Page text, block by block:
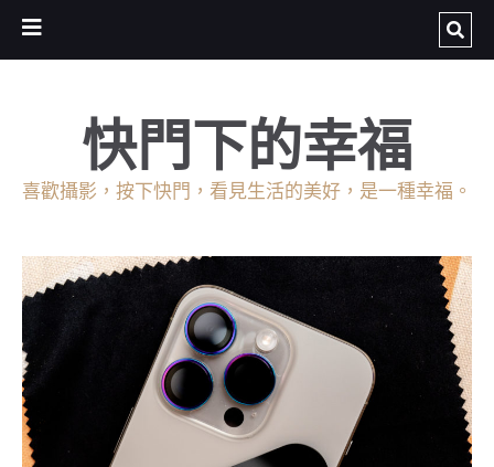
快門下的幸福
喜歡攝影，按下快門，看見生活的美好，是一種幸福。